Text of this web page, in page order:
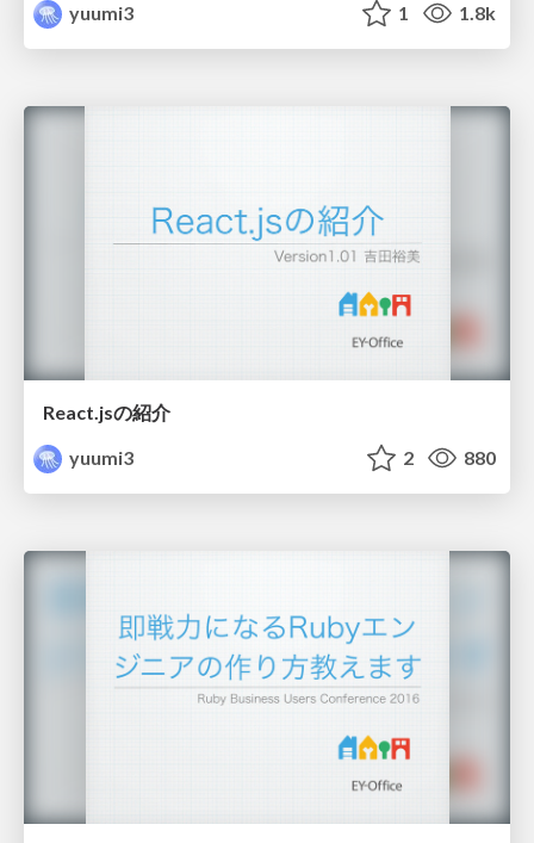
yuumi3
1 1.8k
React.jsの紹介
yuumi3
2 880